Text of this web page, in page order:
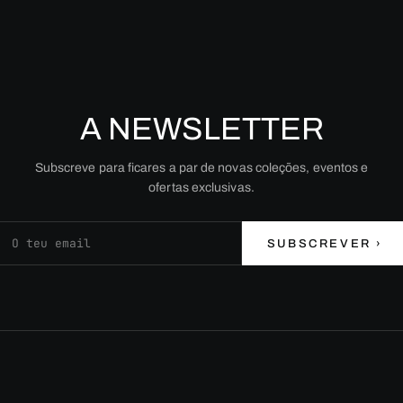
A NEWSLETTER
Subscreve para ficares a par de novas coleções, eventos e
ofertas exclusivas.
SUBSCREVER ›